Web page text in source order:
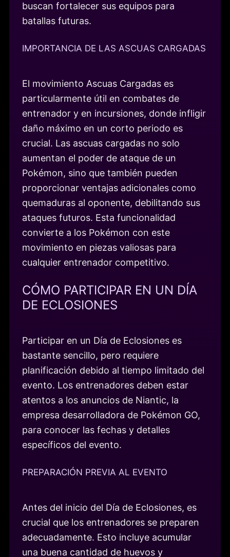
buscan fortalecer sus equipos para
batallas futuras.
IMPORTANCIA DE LAS ASCUAS CARGADAS
El movimiento Ascuas Cargadas es
particularmente útil en combates de
entrenador y en incursiones, donde infligir
daño máximo en un corto periodo es
crucial. Las ascuas cargadas no solo
aumentan el poder de ataque de un
Pokémon, sino que también pueden
proporcionar ventajas adicionales como
quemaduras al oponente, debilitando sus
ataques futuros. Esta funcionalidad
convierte a los Pokémon con este
movimiento en piezas valiosas para
cualquier entrenador competitivo.
CÓMO PARTICIPAR EN UN DÍA
DE ECLOSIONES
Participar en un Día de Eclosiones es
bastante sencillo, pero requiere
planificación debido al tiempo limitado del
evento. Los entrenadores deben estar
atentos a los anuncios de Niantic, la
empresa desarrolladora de Pokémon GO,
para conocer las fechas y detalles
específicos del evento.
PREPARACIÓN PREVIA AL EVENTO
Antes del inicio del Día de Eclosiones, es
crucial que los entrenadores se preparen
adecuadamente. Esto incluye acumular
una buena cantidad de huevos y